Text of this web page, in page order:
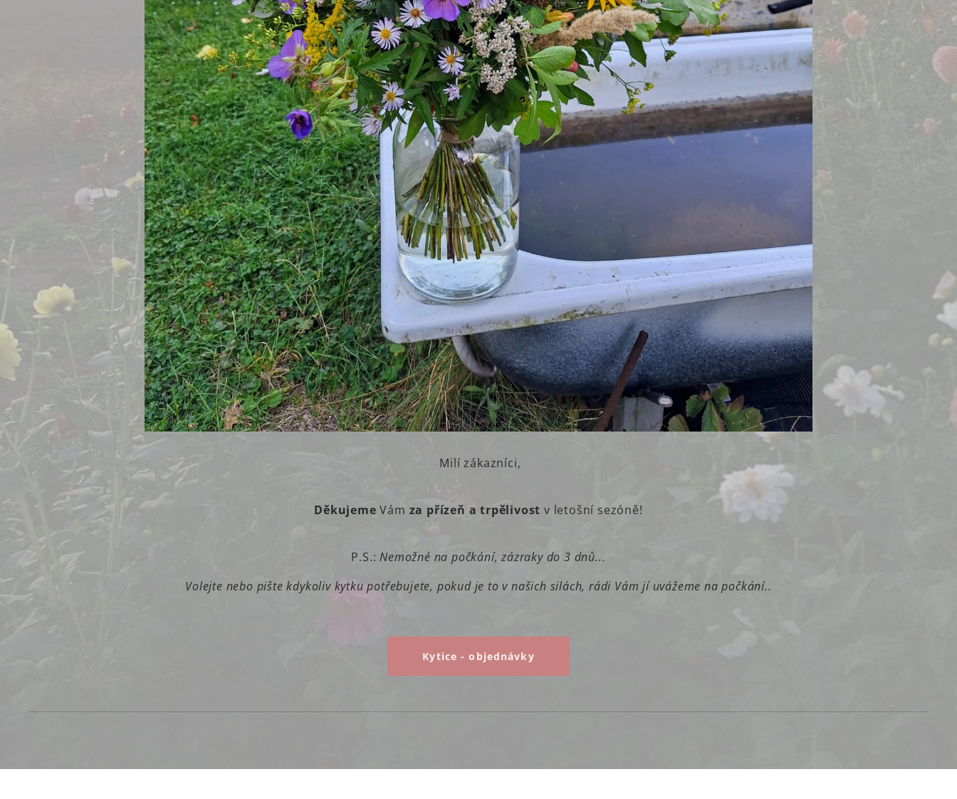
Milí zákazníci,
Děkujeme Vám za přízeň a trpělivost v letošní sezóně!
P.S.:Nemožné na počkání, zázraky do 3 dnů...
Volejte nebo pište kdykoliv kytku potřebujete, pokud je to v našich silách, rádi Vám jí uvážeme na počkání..
Kytice - objednávky